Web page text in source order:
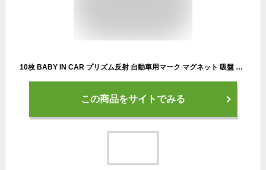
10枚 BABY IN CAR プリズム反射 自動車用マーク マグネット 吸盤 貼ってはがせる ベイビーインカー 安全興業 D
この商品をサイトでみる